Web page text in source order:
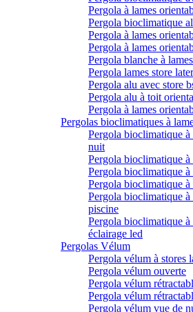
Pergola à lames
Pergola bioclimatique
Pergola à lames
Pergola à lames
Pergola blanche à
Pergola lames store
Pergola alu avec store
Pergola alu à toit
Pergola à lames
Pergolas bioclimatiques à
Pergola bioclimatique à
nuit
Pergola bioclimatique à
Pergola bioclimatique à
Pergola bioclimatique à
Pergola bioclimatique
piscine
Pergola bioclimatique à
éclairage led
Pergolas Vélum
Pergola vélum à stores
Pergola vélum ouverte
Pergola vélum
Pergola vélum
Pergola vélum vue de